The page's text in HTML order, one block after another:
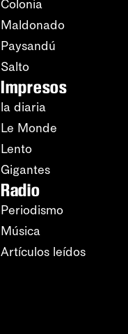
Colonia
Maldonado
Paysandú
Salto
Impresos
la diaria
Le Monde
Lento
Gigantes
Radio
Periodismo
Música
Artículos leídos